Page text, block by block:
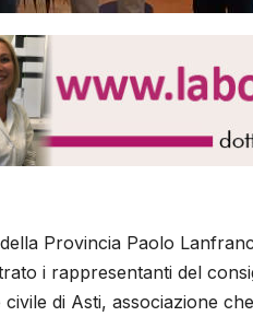
Provincia Paolo
i rappresentanti del
di Asti, associazione